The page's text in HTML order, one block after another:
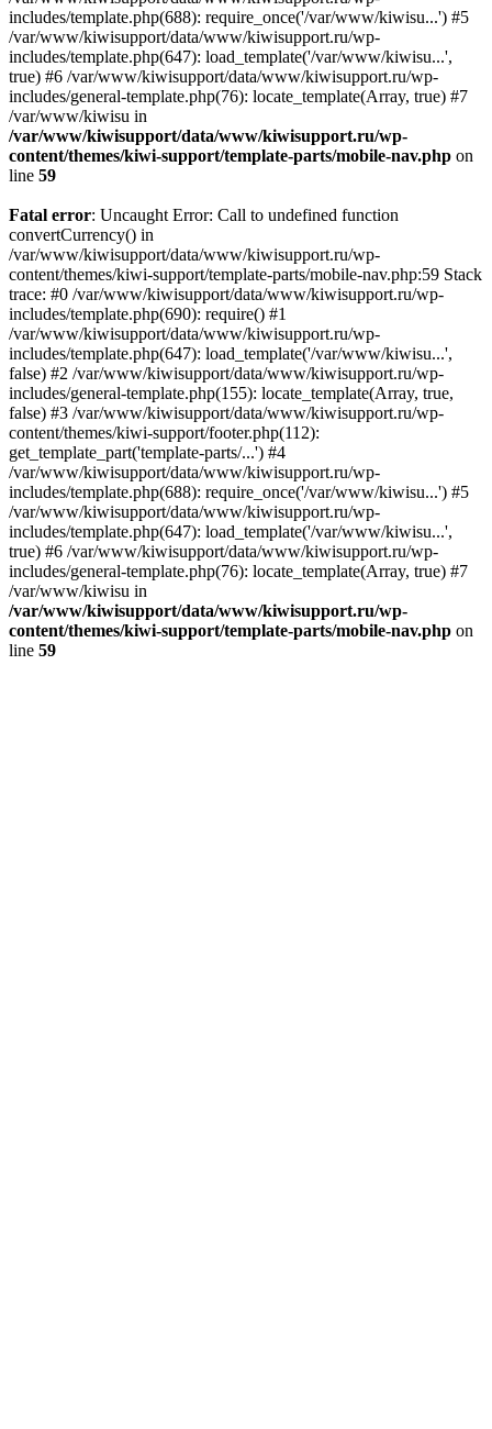
includes/template.php(688): require_once('/var/www/kiwisu...') #5
/var/www/kiwisupport/data/www/kiwisupport.ru/wp-
includes/template.php(647): load_template('/var/www/kiwisu...',
true) #6 /var/www/kiwisupport/data/www/kiwisupport.ru/wp-
includes/general-template.php(76): locate_template(Array, true) #7
/var/www/kiwisu in
/var/www/kiwisupport/data/www/kiwisupport.ru/wp-
content/themes/kiwi-support/template-parts/mobile-nav.php on
line 59
Fatal error: Uncaught Error: Call to undefined function
convertCurrency() in
/var/www/kiwisupport/data/www/kiwisupport.ru/wp-
content/themes/kiwi-support/template-parts/mobile-nav.php:59 Stack
trace: #0 /var/www/kiwisupport/data/www/kiwisupport.ru/wp-
includes/template.php(690): require() #1
/var/www/kiwisupport/data/www/kiwisupport.ru/wp-
includes/template.php(647): load_template('/var/www/kiwisu...',
false) #2 /var/www/kiwisupport/data/www/kiwisupport.ru/wp-
includes/general-template.php(155): locate_template(Array, true,
false) #3 /var/www/kiwisupport/data/www/kiwisupport.ru/wp-
content/themes/kiwi-support/footer.php(112):
get_template_part('template-parts/...') #4
/var/www/kiwisupport/data/www/kiwisupport.ru/wp-
includes/template.php(688): require_once('/var/www/kiwisu...') #5
/var/www/kiwisupport/data/www/kiwisupport.ru/wp-
includes/template.php(647): load_template('/var/www/kiwisu...',
true) #6 /var/www/kiwisupport/data/www/kiwisupport.ru/wp-
includes/general-template.php(76): locate_template(Array, true) #7
/var/www/kiwisu in
/var/www/kiwisupport/data/www/kiwisupport.ru/wp-
content/themes/kiwi-support/template-parts/mobile-nav.php on
line 59